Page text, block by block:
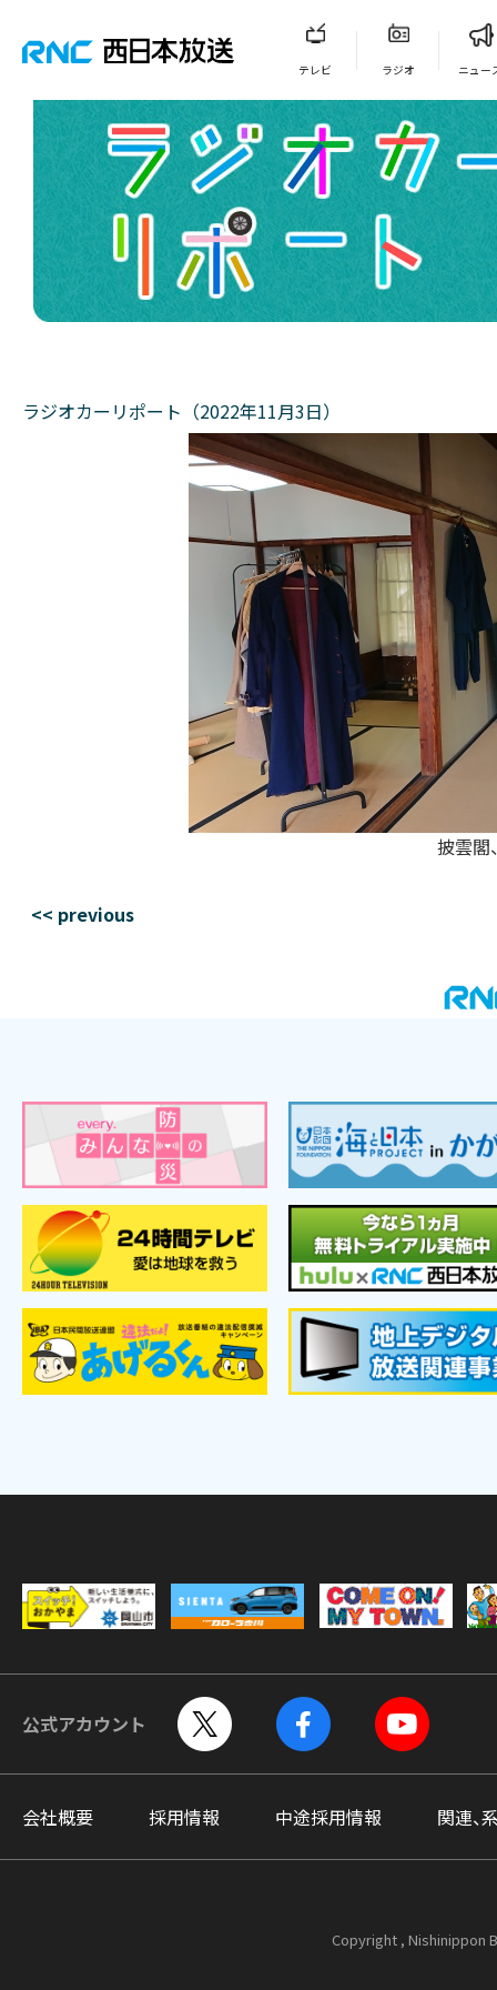
テレビ ラジオ ニュー
ラジオカーリポート（2022年11月3日）
披雲閣
<< previous
公式アカウント
会社概要 採用情報 中途採用情報 関連、
Copyright , Nishinippon